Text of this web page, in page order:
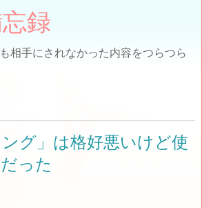
録
相手にされなかった内容をつらつら
ング」は格好悪いけど使
った